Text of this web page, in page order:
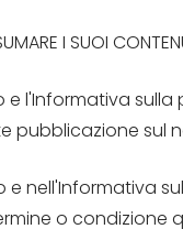
I SUOI
l'Informativa sulla
pubblicazione sul
nell'Informativa
o condizione